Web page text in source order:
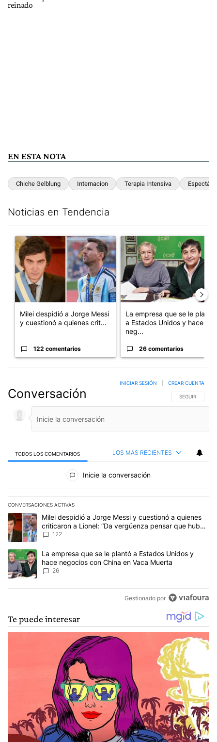
reinado
EN ESTA NOTA
Chiche Gelblung Internacion Terapia Intensiva
Noticias en Tendencia
Un artículo de tendencia con el título "Milei despidió a Jorge
Milei despidió a Jorge Messi
y cuestionó a quienes crit...
122 comentarios
Un artículo de tendencia con
La empresa que se le plantó
a Estados Unidos y hace
neg...
26 comentarios
Conversación SIGA ESTA
SEGUIR
INICIAR SESIÓN CREAR CUENTA
TODOS LOS COMENTARIOS LOS MÁS RECIENTES
Todos los comentarios
Inicie la conversación
CONVERSACIONES ACTIVAS
Este listado muestra los artículos con más comentarios en los
Un artículo de tendencia con el título "Milei despidió a Jorge
Milei despidió a Jorge Messi y cuestionó a quienes
criticaron a Lionel: “Da vergüenza pensar que hubo
anti-Messi”
122
Un artículo de tendencia con el título "La empresa que se le
La empresa que se le plantó a Estados Unidos y
hace negocios con China en Vaca Muerta
26
Gestionado por